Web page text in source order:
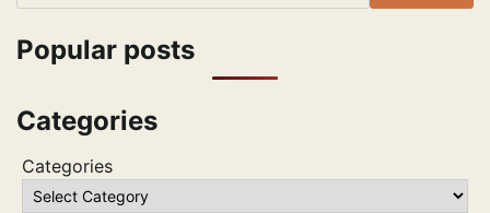
Popular posts
Categories
Categories